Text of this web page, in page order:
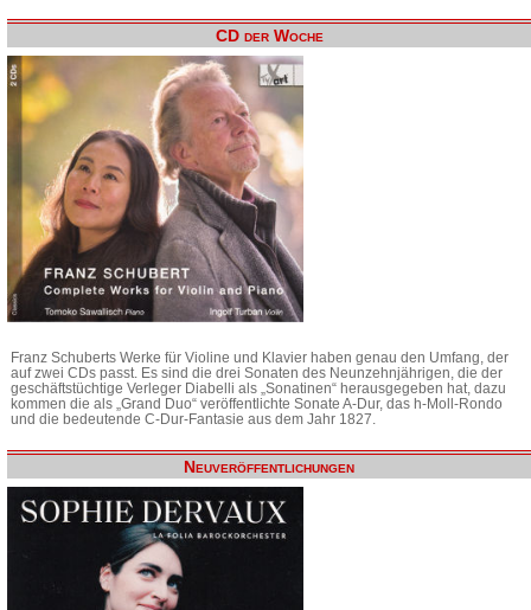
CD der Woche
Franz Schuberts Werke für Violine und Klavier haben genau den Umfang, der
auf zwei CDs passt. Es sind die drei Sonaten des Neunzehnjährigen, die der
geschäftstüchtige Verleger Diabelli als „Sonatinen“ herausgegeben hat, dazu
kommen die als „Grand Duo“ veröffentlichte Sonate A-Dur, das h-Moll-Rondo
und die bedeutende C-Dur-Fantasie aus dem Jahr 1827.
Neuveröffentlichungen